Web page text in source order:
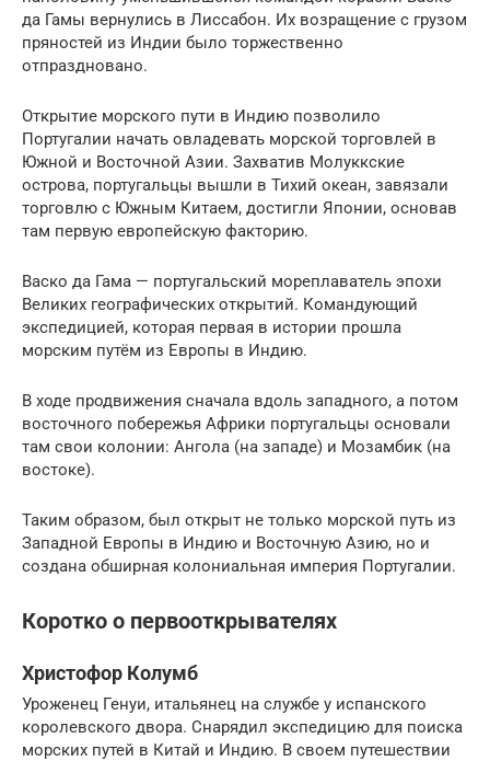
да Гамы вернулись в Лиссабон. Их возращение с грузом
пряностей из Индии было торжественно
отпраздновано.
Открытие морского пути в Индию позволило
Португалии начать овладевать морской торговлей в
Южной и Восточной Азии. Захватив Молуккские
острова, португальцы вышли в Тихий океан, завязали
торговлю с Южным Китаем, достигли Японии, основав
там первую европейскую факторию.
Васко да Гама — португальский мореплаватель эпохи
Великих географических открытий. Командующий
экспедицией, которая первая в истории прошла
морским путём из Европы в Индию.
В ходе продвижения сначала вдоль западного, а потом
восточного побережья Африки португальцы основали
там свои колонии: Ангола (на западе) и Мозамбик (на
востоке).
Таким образом, был открыт не только морской путь из
Западной Европы в Индию и Восточную Азию, но и
создана обширная колониальная империя Португалии.
Коротко о первооткрывателях
Христофор Колумб
Уроженец Генуи, итальянец на службе у испанского
королевского двора. Снарядил экспедицию для поиска
морских путей в Китай и Индию. В своем путешествии